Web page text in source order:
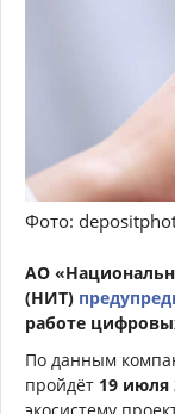
Фото:
АО
(НИТ)
работе
По данным
пройдёт 19 июля
экосистему